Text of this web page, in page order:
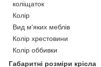
коліщаток
Колір
Вид м'яких меблів
Колір хрестовини
Колір оббивки
Габаритні розміри крісла